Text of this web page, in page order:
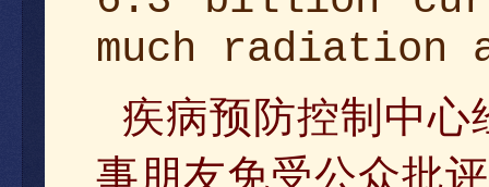
much radiation
疾病预防控制中心
事朋友免受公众批